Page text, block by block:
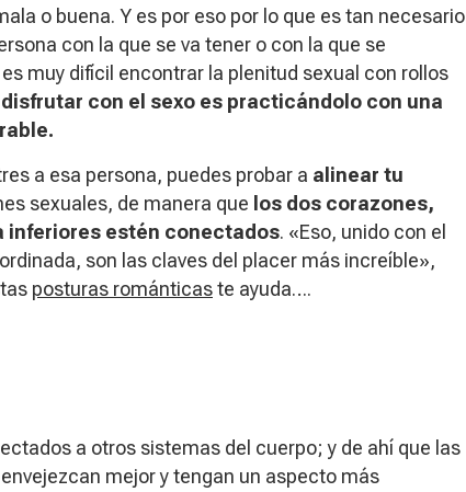
o buena. Y es por eso por lo que es tan necesario
con la que se va tener o con la que se
muy difícil encontrar la plenitud sexual con rollos
con el sexo es practicándolo con una
a esa persona, puedes probar a alinear tu
sexuales, de manera que los dos corazones,
inferiores estén conectados. «Eso, unido con el
son las claves del placer más increíble»,
posturas románticaste ayuda….
a otros sistemas del cuerpo; y de ahí que las
mejor y tengan un aspecto más